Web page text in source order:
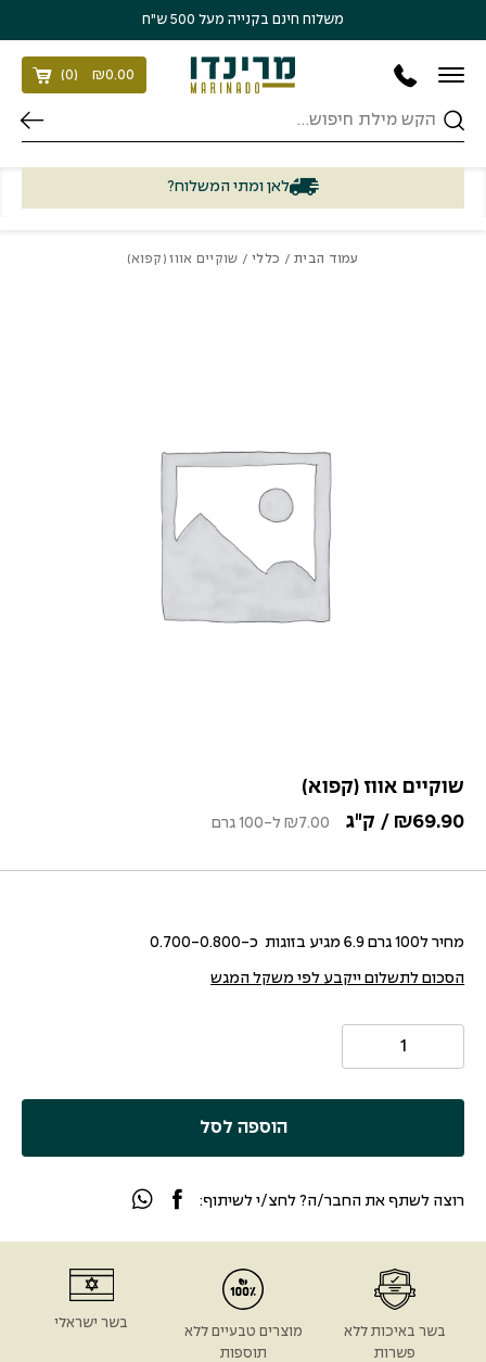
משלוח חינם בקנייה מעל 500 ש״ח
חיפוש
₪0.00
(
0
)
לאן ומתי המשלוח?
עמוד הבית/ כללי/ שוקיים אווז (קפוא)
שוקיים אווז (קפוא)
₪69.90 / ק"ג ₪7.00 ל-100 גרם
מחיר ל100 גרם 6.9 מגיע בזוגות כ-0.700-0.800
הסכום לתשלום ייקבע לפי משקל המגש
הוספה לסל
רוצה לשתף את החבר/ה? לחצ/י לשיתוף:
בשר באיכות ללא
פשרות
מוצרים טבעיים ללא
תוספות
בשר ישראלי